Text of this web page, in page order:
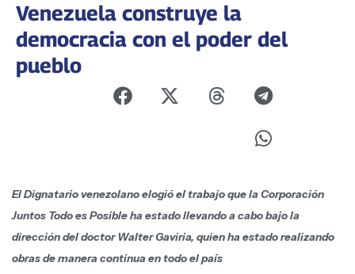
Venezuela construye la
democracia con el poder del
pueblo
El Dignatario venezolano elogió el trabajo que la Corporación
Juntos Todo es Posible ha estado llevando a cabo bajo la
dirección del doctor Walter Gaviria, quien ha estado realizando
obras de manera continua en todo el país